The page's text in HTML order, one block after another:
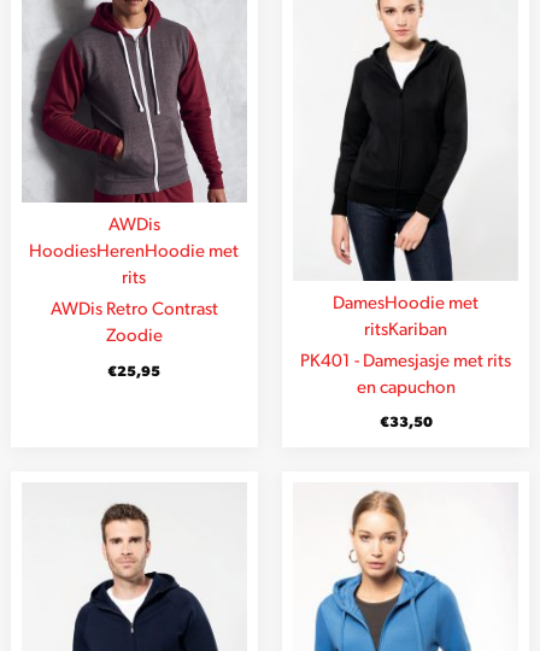
AWDis
HoodiesHerenHoodie met
rits
AWDis Retro Contrast
Zoodie
€25,95
DamesHoodie met
ritsKariban
PK401 - Damesjasje met rits
en capuchon
€33,50